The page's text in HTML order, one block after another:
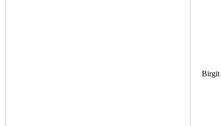
Birgit